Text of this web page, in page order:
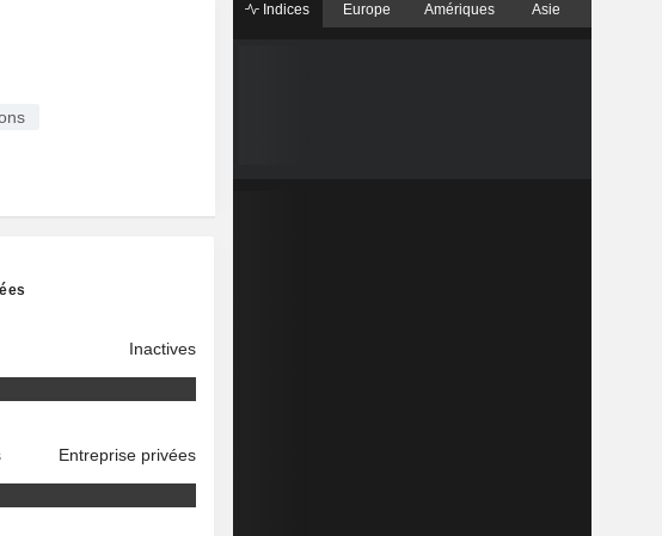
Inactives
Entreprise privées
Indices Europe Amériques Asie